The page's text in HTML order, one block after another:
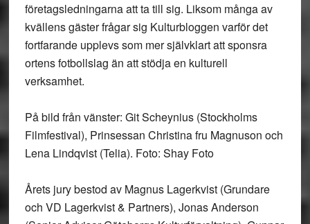
företagsledningarna att ta till sig. Liksom många av
kvällens gäster frågar sig Kulturbloggen varför det
fortfarande upplevs som mer självklart att sponsra
ortens fotbollslag än att stödja en kulturell
verksamhet.
På bild från vänster: Git Scheynius (Stockholms
Filmfestival), Prinsessan Christina fru Magnuson och
Lena Lindqvist (Telia). Foto: Shay Foto
Årets jury bestod av Magnus Lagerkvist (Grundare
och VD Lagerkvist & Partners), Jonas Anderson